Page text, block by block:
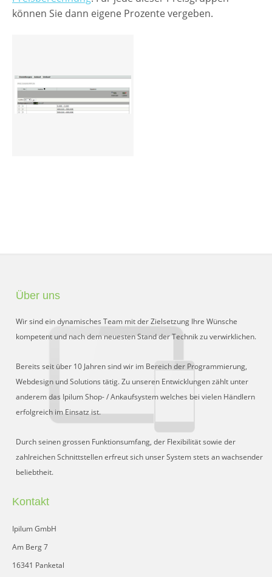
Sperrliste
Zustands-Abfragen
DHL Retoure Online
können Sie dann eigene Prozente vergeben.
Über uns
Wir sind ein dynamisches Team mit der Zielsetzung Ihre Wünsche
kompetent und nach dem neuesten Stand der Technik zu verwirklichen.
Bereits seit über 10 Jahren sind wir im Bereich der Programmierung,
Webdesign und Solutions tätig. Zu unseren Entwicklungen zählt unter
anderem das Ipilum Shop- / Ankaufsystem welches bei vielen Händlern
erfolgreich im Einsatz ist.
Durch seinen grossen Funktionsumfang, der Flexibilität sowie der
zahlreichen Schnittstellen erfreut sich unser System stets an wachsender
beliebtheit.
Kontakt
Ipilum GmbH
Am Berg 7
16341 Panketal